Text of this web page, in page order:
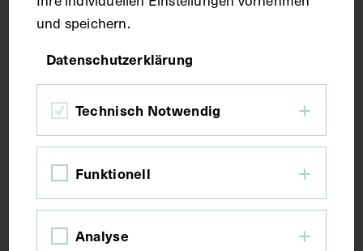
Bildmaß inkl. Untergrund 31,5 x 21,8 cm
Kurzbeschreibung
französischsprachigen Fachzeitschrift entnommen
und speichern.
Datenschutzerklärung
Technisch Notwendig
Funktionell
Analyse